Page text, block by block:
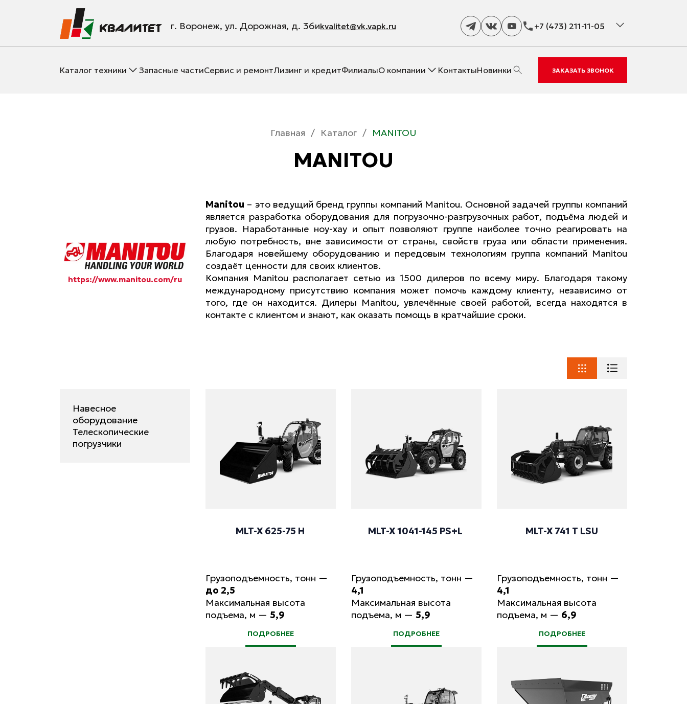
г. Воронеж, ул. Дорожная, д. 36иkvalitet@vk.vapk.ru +7 (473) 211-11-05
Каталог техники Запасные частиСервис и ремонтЛизинг и кредитФилиалыО компании КонтактыНовинки ЗАКАЗАТЬ ЗВОНОК
Главная / Каталог / МANITOU
МANITOU
https://www.manitou.com/ru
Manitou – это ведущий бренд группы компаний Manitou. Основной задачей группы компаний
является разработка оборудования для погрузочно-разгрузочных работ, подъёма людей и
грузов. Наработанные ноу-хау и опыт позволяют группе наиболее точно реагировать на
любую потребность, вне зависимости от страны, свойств груза или области применения.
Благодаря новейшему оборудованию и передовым технологиям группа компаний Manitou
создаёт ценности для своих клиентов.
Компания Manitou располагает сетью из 1500 дилеров по всему миру. Благодаря такому
международному присутствию компания может помочь каждому клиенту, независимо от
того, где он находится. Дилеры Manitou, увлечённые своей работой, всегда находятся в
контакте с клиентом и знают, как оказать помощь в кратчайшие сроки.
Навесное
оборудование
Телескопические
погрузчики
MLT-X 625-75 H
Грузоподъемность, тонн —
до 2,5
Максимальная высота
подъема, м — 5,9
ПОДРОБНЕЕ
MLT-X 1041-145 PS+L
Грузоподъемность, тонн —
4,1
Максимальная высота
подъема, м — 5,9
ПОДРОБНЕЕ
MLT-X 741 T LSU
Грузоподъемность, тонн —
4,1
Максимальная высота
подъема, м — 6,9
ПОДРОБНЕЕ